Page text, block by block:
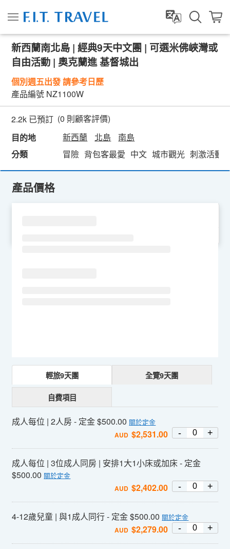
新西蘭南北島 | 經典9天中文團 | 可選米佛峽灣或
自由活動 | 奧克蘭進 基督城出
個別週五出發 請參考日歷
產品編號 NZ1100W
2.2k 已預訂 (0 則顧客評價)
目的地
新西蘭 北島
南島
分類
冒險 背包客最愛 中文 城市觀光 刺激活動
產品價格
輕旅9天團 全覽9天團
自費項目
成人每位 | 2人房 - 定金 $500.00 關於定金
AUD $2,531.00 - +
成人每位 | 3位成人同房 | 安排1大1小床或加床 - 定金
$500.00 關於定金
AUD $2,402.00 - +
4-12歲兒童 | 與1成人同行 - 定金 $500.00 關於定金
AUD $2,279.00 - +